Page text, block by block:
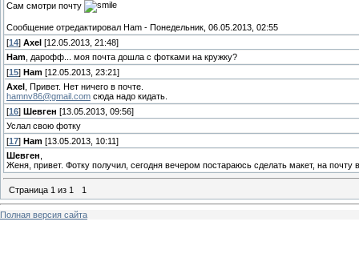
Сам смотри почту
Сообщение отредактировал Ham - Понедельник, 06.05.2013, 02:55
[14] Axel [12.05.2013, 21:48]
Ham , дарофф... моя почта дошла с фотками на кружку?
[15] Ham [12.05.2013, 23:21]
Axel
, Привет. Нет ничего в почте.
hamnv86@gmail.com сюда надо кидать.
[16] Шевген [13.05.2013, 09:56]
Услал свою фотку
[17] Ham [13.05.2013, 10:11]
Шевген
Женя, привет. Фотку получил, сегодня вечером постараюсь сделать макет, на
Страница 1 из 1 1
Полная версия сайта